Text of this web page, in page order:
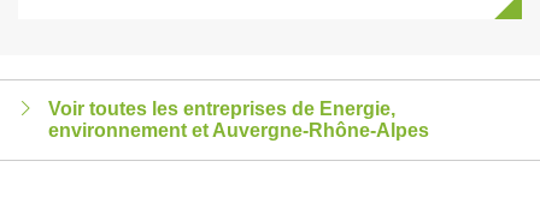
Voir toutes les entreprises de Energie,
environnement et Auvergne-Rhône-Alpes